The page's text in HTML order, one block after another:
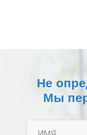
Не
Мы